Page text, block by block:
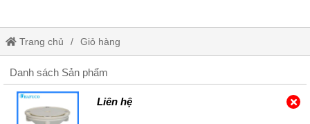
Trang chủ Giỏ hàng
Danh sách Sản phẩm
Liên hệ